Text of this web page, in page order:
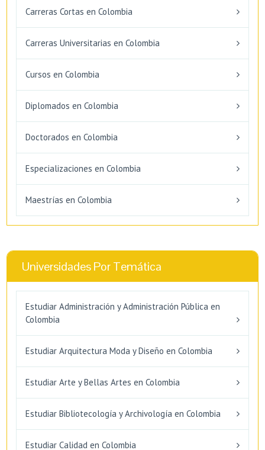
Carreras Cortas en Colombia
Carreras Universitarias en Colombia
Cursos en Colombia
Diplomados en Colombia
Doctorados en Colombia
Especializaciones en Colombia
Maestrías en Colombia
Universidades Por Temática
Estudiar Administración y Administración Pública en
Colombia
Estudiar Arquitectura Moda y Diseño en Colombia
Estudiar Arte y Bellas Artes en Colombia
Estudiar Bibliotecología y Archivología en Colombia
Estudiar Calidad en Colombia